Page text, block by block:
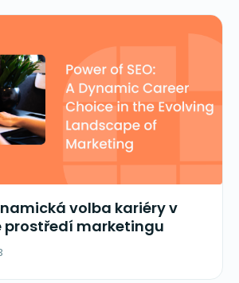
volba kariéry v
prostředí marketingu